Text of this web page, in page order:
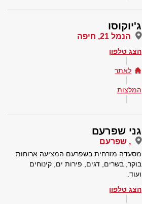
ג'יוקוסו
הנמל 21, חיפה
הצג טלפון
לאתר
המלצות
גני שפרעם
, שפרעם
מסעדה מזרחית בשפרעם המציעה ארוחות
בוקר, בשרים, דגים, פירות ים, קינוחים
ועוד.
הצג טלפון